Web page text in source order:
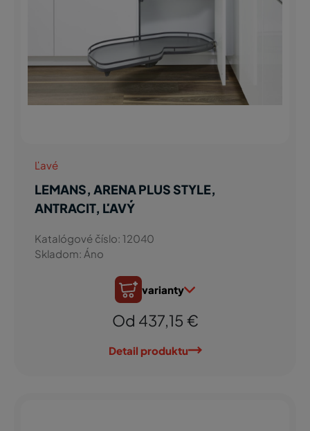
Ľavé
LEMANS, ARENA PLUS STYLE,
ANTRACIT, ĽAVÝ
Katalógové číslo: 12040
Skladom: Áno
varianty
Od 437,15 €
Detail produktu